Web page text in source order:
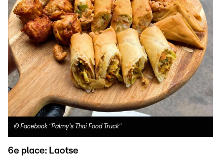
© Facebook "Palmy's Thai Food Truck"
6e place: Laotse